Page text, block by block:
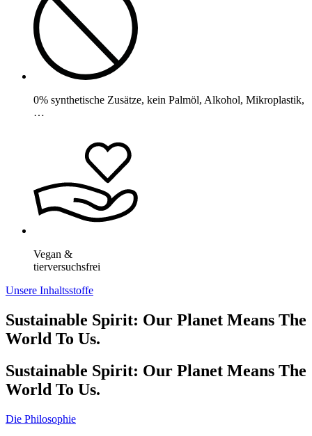
0% synthetische Zusätze, kein Palmöl, Alkohol, Mikroplastik,
…
Vegan &
tierversuchsfrei
Unsere Inhaltsstoffe
Sustainable Spirit: Our Planet Means The
World To Us.
Sustainable Spirit: Our Planet Means The
World To Us.
Die Philosophie